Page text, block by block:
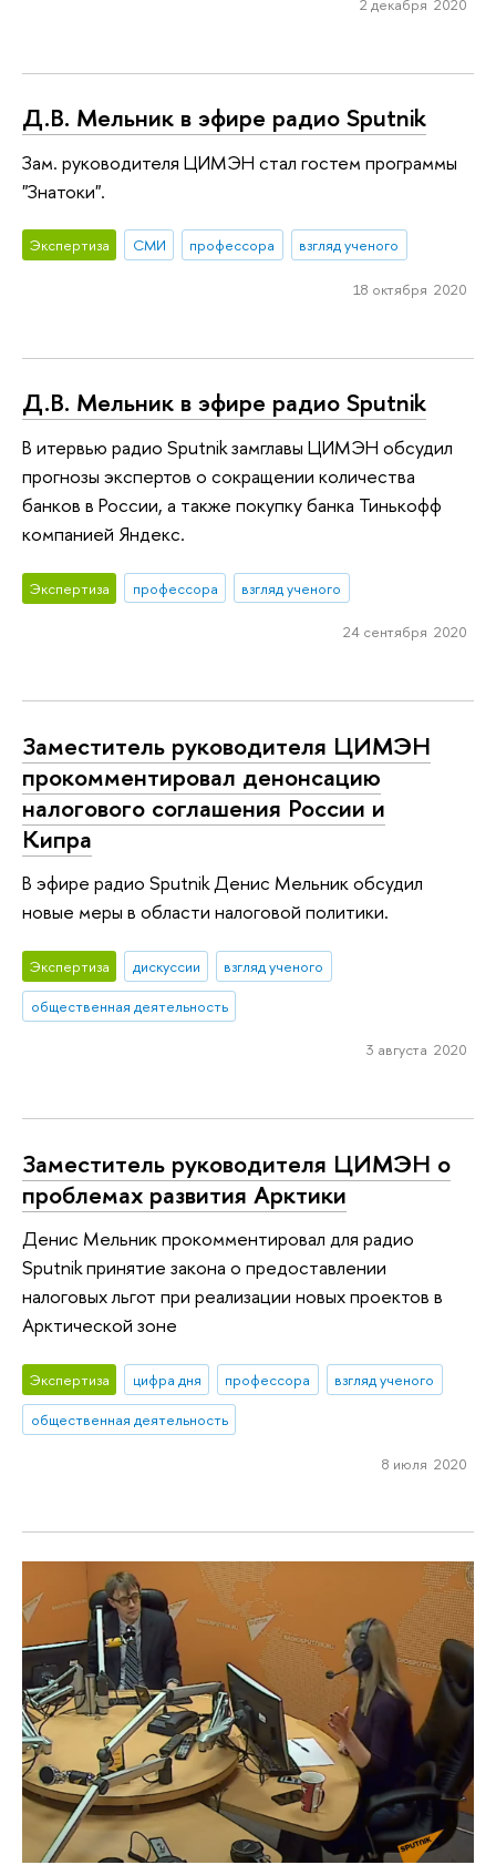
2 декабря 2020
Д.В. Мельник в эфире радио Sputnik
Зам. руководителя ЦИМЭН стал гостем программы
"Знатоки".
Экспертиза СМИ профессора взгляд ученого
18 октября 2020
Д.В. Мельник в эфире радио Sputnik
В итервью радио Sputnik замглавы ЦИМЭН обсудил
прогнозы экспертов о сокращении количества
банков в России, а также покупку банка Тинькофф
компанией Яндекс.
Экспертиза профессора взгляд ученого
24 сентября 2020
Заместитель руководителя ЦИМЭН
прокомментировал денонсацию
налогового соглашения России и
Кипра
В эфире радио Sputnik Денис Мельник обсудил
новые меры в области налоговой политики.
Экспертиза дискуссии
взгляд ученого
общественная деятельность
3 августа 2020
Заместитель руководителя ЦИМЭН о
проблемах развития Арктики
Денис Мельник прокомментировал для радио
Sputnik принятие закона о предоставлении
налоговых льгот при реализации новых проектов в
Арктической зоне
Экспертиза цифра дня профессора
взгляд ученого
общественная деятельность
8 июля 2020